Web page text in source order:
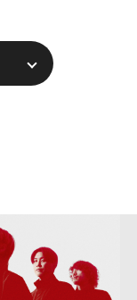
阪で先行上映会を開